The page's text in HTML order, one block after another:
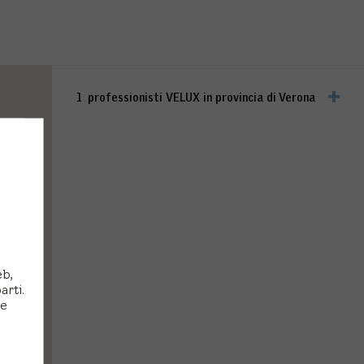
1 professionisti VELUX in provincia di Verona